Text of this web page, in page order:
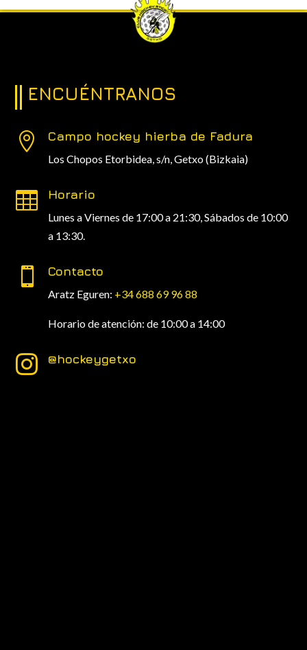
ENCUÉNTRANOS
 Campo hockey hierba de Fadura
Los Chopos Etorbidea, s/n, Getxo (Bizkaia)
 Horario
Lunes a Viernes de 17:00 a 21:30, Sábados de 10:00
a 13:30.
 Contacto
Aratz Eguren: +34 688 69 96 88
Horario de atención: de 10:00 a 14:00
 @hockeygetxo